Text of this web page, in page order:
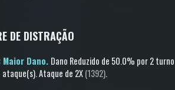
DE DISTRAÇÃO
Maior Dano. Dano Reduzido de 50.0% por 2
ataque(s).Ataque de 2X(1392).